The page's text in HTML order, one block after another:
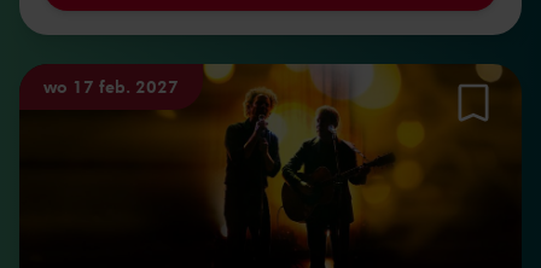
wo 17 feb. 2027